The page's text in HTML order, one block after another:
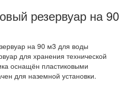
резервуар на 90
для хранения технической
оснащён пластиковыми
для наземной установки.